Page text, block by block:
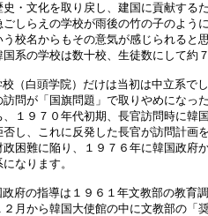
・文化を取り戻し、建国に貢献する
しらえの学校が雨後の竹の子のよう
校名からもその意気が感じられると
系の学校は数十校、生徒数にして約
（白頭学院）だけは当初は中立系で
問が「国旗問題」で取りやめになっ
１９７０年代初期、長官訪問時に韓
否し、これに反発した長官が訪問計画
困難に陥り、１９７６年に韓国政府
なります。
府の指導は１９６１年文教部の教育
月から韓国大使館の中に文教部の「